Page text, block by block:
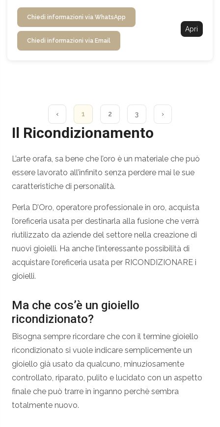
Chiedi informazioni via WhatsApp
Chiedi informazioni via Email
Apri
‹ 1 2 3 ›
Il Ricondizionamento
L’arte orafa, sa bene che l’oro è un materiale che può
essere lavorato all’infinito senza perdere mai le sue
caratteristiche di personalità.
Perla D’Oro, operatore professionale in oro, acquista
l’oreficeria usata per destinarla alla fusione che verrà
riutilizzato da aziende del settore nella creazione di
nuovi gioielli. Ha anche l’interessante possibilità di
acquistare l’oreficeria usata per RICONDIZIONARE i
gioielli.
Ma che cos’è un gioiello
ricondizionato?
Bisogna sempre ricordare che con il termine gioiello
ricondizionato si vuole indicare semplicemente un
gioiello già usato da qualcuno, minuziosamente
controllato, riparato, pulito e lucidato con un aspetto
finale che può trarre in inganno perchè sembra
totalmente nuovo.